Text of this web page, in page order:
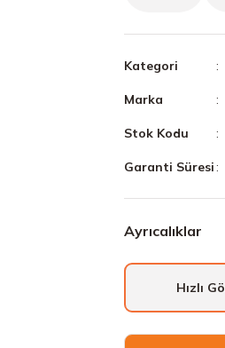
Kategori
Marka
Stok Kodu
Garanti Süresi
Ayrıcalıklar
Hızlı